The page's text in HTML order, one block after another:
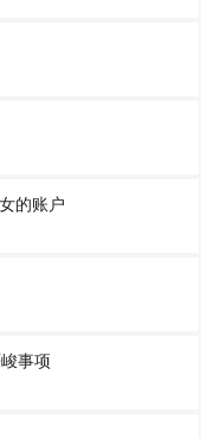
的账户
事项